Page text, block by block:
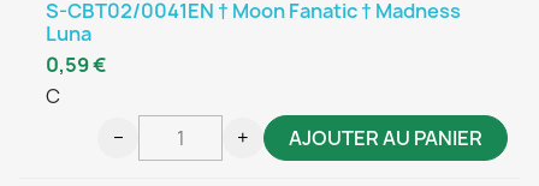
S-CBT02/0041EN † Moon Fanatic † Madness
Luna
C
0,59 €
− + AJOUTER AU PANIER